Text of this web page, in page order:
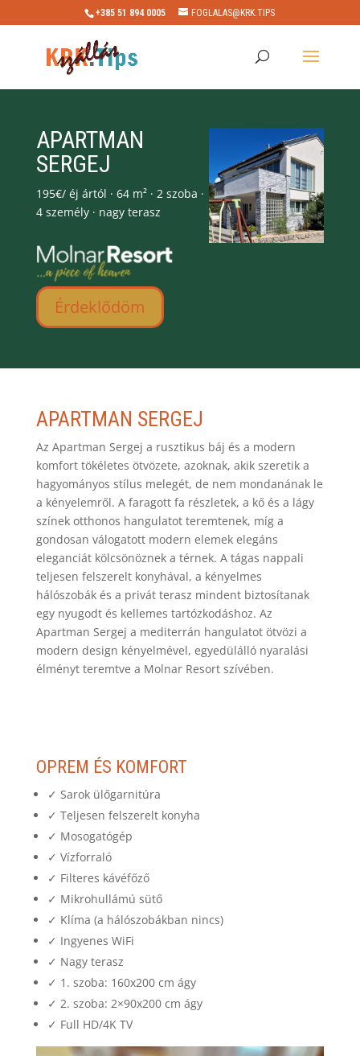
+385 51 894 0005 FOGLALAS@KRK.TIPS
APARTMAN
SERGEJ
195€/ éj ártól · 64 m² · 2 szoba ·
4 személy · nagy terasz
Érdeklődöm
APARTMAN SERGEJ
Az Apartman Sergej a rusztikus báj és a modern
komfort tökéletes ötvözete, azoknak, akik szeretik a
hagyományos stílus melegét, de nem mondanának le
a kényelemről. A faragott fa részletek, a kő és a lágy
színek otthonos hangulatot teremtenek, míg a
gondosan válogatott modern elemek elegáns
eleganciát kölcsönöznek a térnek. A tágas nappali
teljesen felszerelt konyhával, a kényelmes
hálószobák és a privát terasz mindent biztosítanak
egy nyugodt és kellemes tartózkodáshoz. Az
Apartman Sergej a mediterrán hangulatot ötvözi a
modern design kényelmével, egyedülálló nyaralási
élményt teremtve a Molnar Resort szívében.
OPREM ÉS KOMFORT
✓ Sarok ülőgarnitúra
✓ Teljesen felszerelt konyha
✓ Mosogatógép
✓ Vízforraló
✓ Filteres kávéfőző
✓ Mikrohullámú sütő
✓ Klíma (a hálószobákban nincs)
✓ Ingyenes WiFi
✓ Nagy terasz
✓ 1. szoba: 160x200 cm ágy
✓ 2. szoba: 2×90x200 cm ágy
✓ Full HD/4K TV